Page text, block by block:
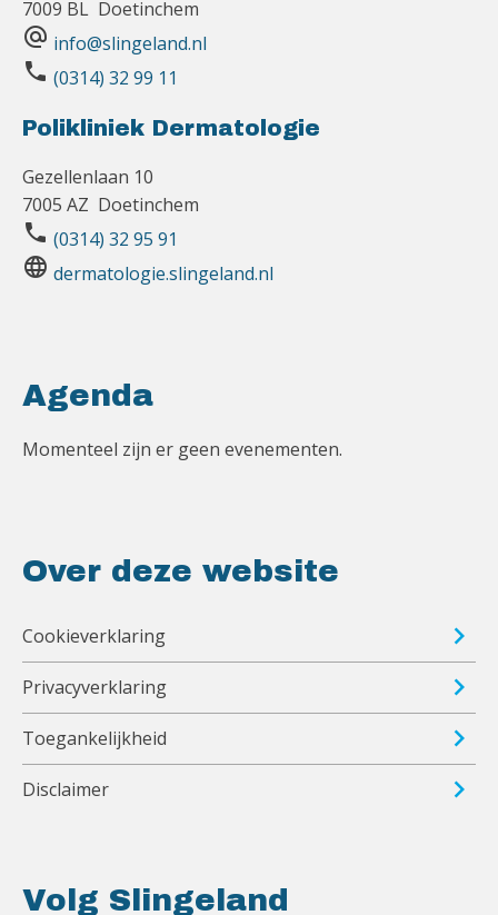
7009 BL Doetinchem
alternate_email info@slingeland.nl
phone (0314) 32 99 11
Polikliniek Dermatologie
Gezellenlaan 10
7005 AZ Doetinchem
phone (0314) 32 95 91
language dermatologie.slingeland.nl
Volg Slingeland
Agenda
Momenteel zijn er geen evenementen.
Over deze website
Cookieverklaring
Privacyverklaring
Toegankelijkheid
Disclaimer